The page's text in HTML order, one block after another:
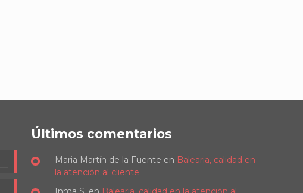
Últimos comentarios
Maria Martín de la Fuente en Balearia, calidad en
la atención al cliente